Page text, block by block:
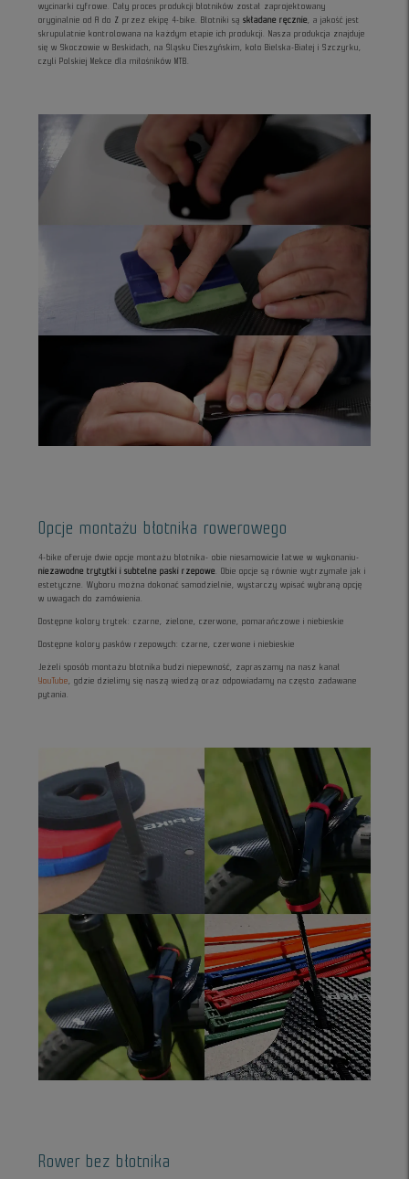
wycinarki cyfrowe. Cały proces produkcji błotników został zaprojektowany
oryginalnie od A do Z przez ekipę 4-bike. Błotniki sąskładane ręcznie, a jakość jest
skrupulatnie kontrolowana na każdym etapie ich produkcji. Nasza produkcja znajduje
się w Skoczowie w Beskidach, na Śląsku Cieszyńskim, koło Bielska-Białej i Szczyrku,
czyli Polskiej Mekce dla miłośników MTB.
Opcje montażu błotnika rowerowego
4-bike oferuje dwie opcje montażu błotnika- obie niesamowicie łatwe w wykonaniu-
niezawodne trytytki i subtelne paski rzepowe. Obie opcje są równie wytrzymałe jak i
estetyczne. Wyboru można dokonać samodzielnie, wystarczy wpisać wybraną opcję
w uwagach do zamówienia.
Dostępne kolory trytek: czarne, zielone, czerwone, pomarańczowe i niebieskie
Dostępne kolory pasków rzepowych: czarne, czerwone i niebieskie
Jeżeli sposób montażu błotnika budzi niepewność, zapraszamy na nasz kanał
YouTube, gdzie dzielimy się naszą wiedzą oraz odpowiadamy na często zadawane
pytania.
Rower bez błotnika